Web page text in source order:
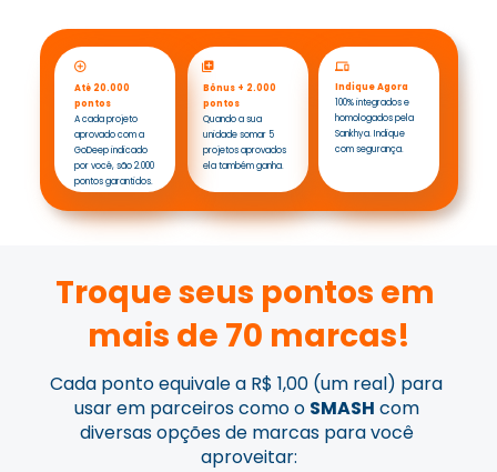
4
Até 20.000
pontos
A cada projeto
aprovado com a
GoDeep indicado
por você, são 2.000
pontos garantidos.
Até 20.000 pontos
Em cada projeto aprovado com a
GoDeep que você indicou ganha
2.000 pontos.
Indique Agora
100% integrados e
homologados pela
Sankhya. Indique
com segurança.
Bônus + 2.000
pontos
Quando a sua
unidade somar 5
projetos aprovados
ela também ganha.
Troque seus pontos em
mais de 70 marcas!
Cada ponto equivale a R$ 1,00 (um real) para
usar em parceiros como o SMASH com
diversas opções de marcas para você
aproveitar: